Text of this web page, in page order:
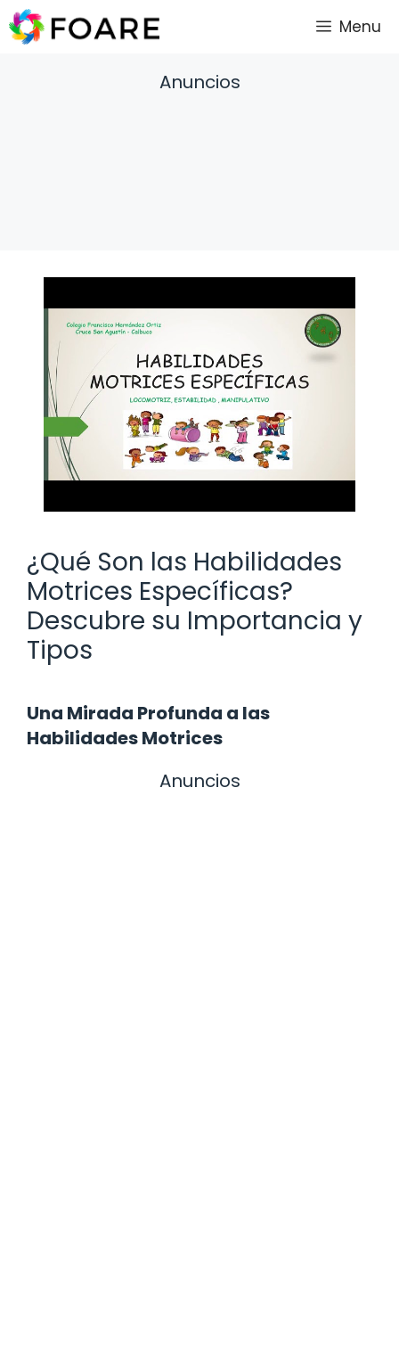
Saltar
al
Menu
Anuncios
¿Qué Son las Habilidades
Motrices Específicas?
Descubre su Importancia y
Tipos
Una Mirada Profunda a las
Habilidades Motrices
Anuncios